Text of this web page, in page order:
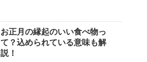
お正月の縁起のいい食べ物っ
て？込められている意味も解
説！